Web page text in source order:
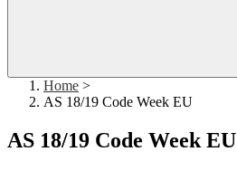
Home >
AS 18/19 Code Week EU
AS 18/19 Code Week EU